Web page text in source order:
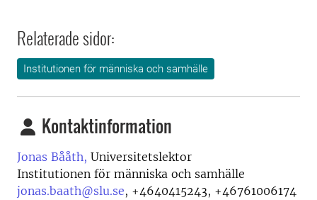
Relaterade sidor:
Institutionen för människa och samhälle
Kontaktinformation
Jonas Bååth, Universitetslektor
Institutionen för människa och samhälle
jonas.baath@slu.se, +4640415243, +46761006174